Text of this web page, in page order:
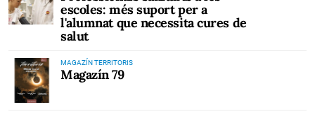
escoles: més suport per a
l'alumnat que necessita cures de
salut
MAGAZÍN TERRITORIS
Magazín 79